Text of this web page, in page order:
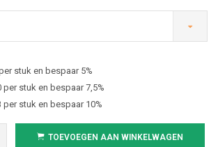
stuk en bespaar 5%
stuk en bespaar 7,5%
stuk en bespaar 10%
TOEVOEGEN AAN WINKELWAGEN